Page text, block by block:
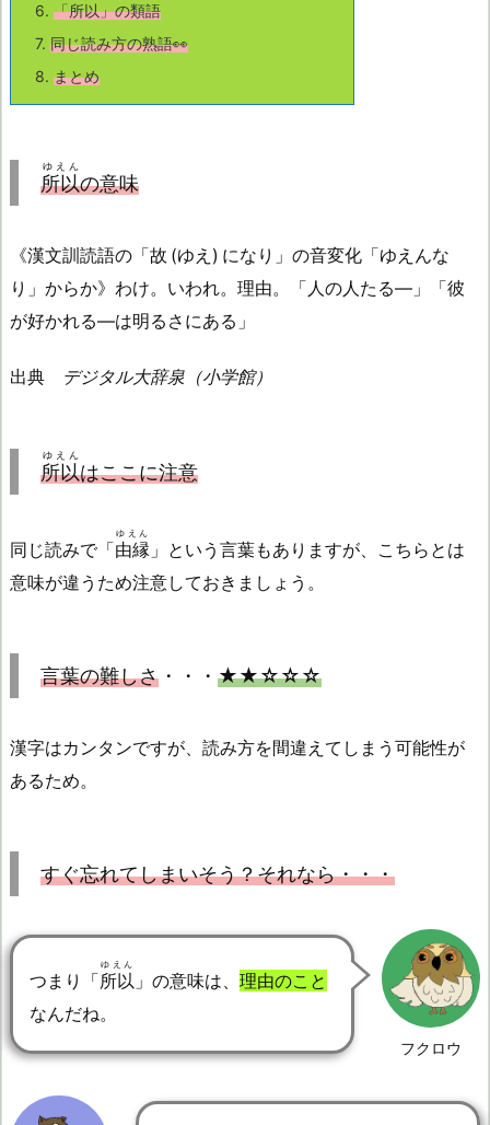
6. 「所以」の類語
7. 同じ読み方の熟語👀
8. まとめ
所以
ゆえん
の意味
《漢文訓読語の「故 (ゆえ) になり」の音変化「ゆえんな
り」からか》わけ。いわれ。理由。「人の人たる―」「彼
が好かれる―は明るさにある」
出典 デジタル大辞泉（小学館）
所以
ゆえん
はここに注意
同じ読みで「由縁
ゆえん
」という言葉もありますが、こちらとは
意味が違うため注意しておきましょう。
言葉の難しさ ・・・ ★★☆☆☆
漢字はカンタンですが、読み方を間違えてしまう可能性が
あるため。
すぐ忘れてしまいそう？それなら・・・
フクロウ
つまり「所以
ゆえん
」の意味は、 理由のこと
なんだね。